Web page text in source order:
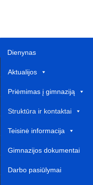
Dienynas
Aktualijos
Priėmimas į gimnaziją
Struktūra ir kontaktai
Teisinė informacija
Gimnazijos dokumentai
Darbo pasiūlymai